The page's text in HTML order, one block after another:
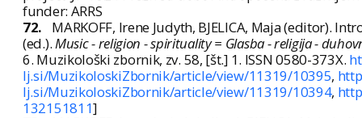
funder: ARRS
72.
MARKOFF, Irene Judyth, BJELICA, Maja (editor).
(ed.).Music - religion - spirituality = Glasba - religija -
6. Muzikološki zbornik, zv. 58, [št.] 1. ISSN 0580-373X.
lj.si/MuzikoloskiZbornik/article/view/11319/10395,
lj.si/MuzikoloskiZbornik/article/view/11319/10394,
132151811]